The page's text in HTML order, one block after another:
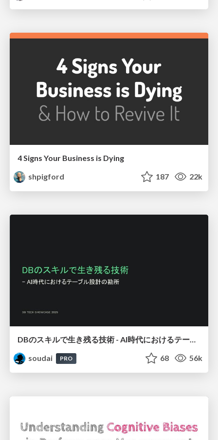
4 Signs Your Business is Dying
shpigford
187 22k
DBのスキルで生き残る技術 - AI時代におけるテーブル設計の勘所
soudai
PRO 68 56k